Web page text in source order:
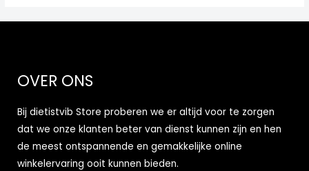
OVER ONS
Bij dietistvib Store proberen we er altijd voor te zorgen
dat we onze klanten beter van dienst kunnen zijn en hen
de meest ontspannende en gemakkelijke online
winkelervaring ooit kunnen bieden.